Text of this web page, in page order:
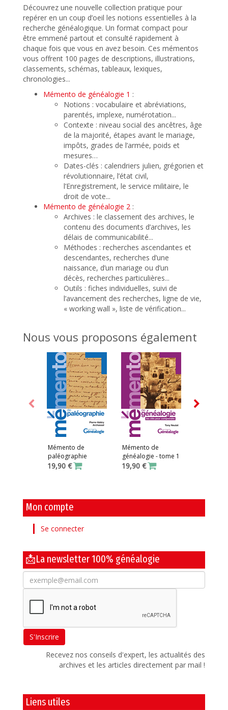
Découvrez une nouvelle collection pratique pour
repérer en un coup d’oeil les notions essentielles à la
recherche généalogique. Un format compact pour
être emmené partout et consulté rapidement à
chaque fois que vous en avez besoin. Ces mémentos
vous offrent 100 pages de descriptions, illustrations,
classements, schémas, tableaux, lexiques,
chronologies...
Mémento de généalogie 1 :
Notions : vocabulaire et abréviations,
parentés, implexe, numérotation...
Contexte : niveau social des ancêtres, âge
de la majorité, étapes avant le mariage,
impôts, grades de l’armée, poids et
mesures…
Dates-clés : calendriers julien, grégorien et
révolutionnaire, l’état civil,
l’Enregistrement, le service militaire, le
droit de vote...
Mémento de généalogie 2 :
Archives : le classement des archives, le
contenu des documents d’archives, les
délais de communicabilité...
Méthodes : recherches ascendantes et
descendantes, recherches d’une
naissance, d’un mariage ou d’un
décès, recherches particulières...
Outils : fiches individuelles, suivi de
l’avancement des recherches, ligne de vie,
« working wall », liste de vérification...
Nous vous proposons également
Mémento de
paléographie
19,90 €
Mémento de
généalogie - tome 1
19,90 €
Mon compte
Se connecter
📩La newsletter 100% généalogie
Recevez nos conseils d'expert, les actualités des
archives et les articles directement par mail !
Liens utiles